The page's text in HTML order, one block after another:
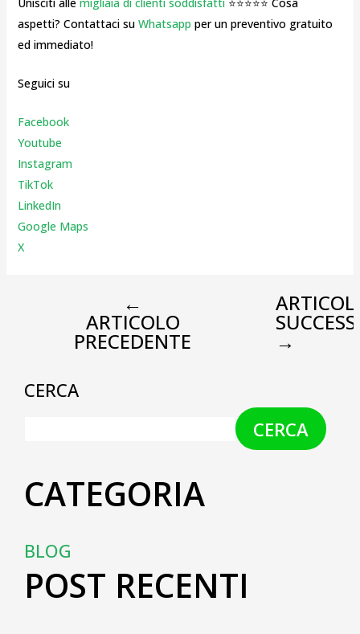
aspetti? Contattaci su Whatsapp per un preventivo gratuito
ed immediato!
Seguici su
Facebook
Youtube
Instagram
TikTok
LinkedIn
Google Maps
X
←
ARTICOLO
PRECEDENTE →
CERCA
CERCA
CATEGORIA
BLOG
POST RECENTI